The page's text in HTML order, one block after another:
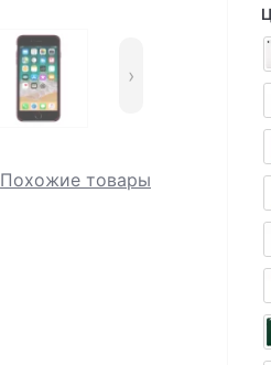
›
Похожие товары